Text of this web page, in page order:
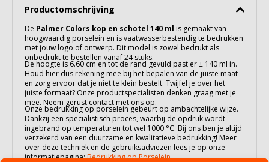
Productomschrijving
De Palmer Colors kop en schotel 140 ml is gemaakt van
hoogwaardig porselein en is vaatwasserbestendig te bedrukken
met jouw logo of ontwerp. Dit model is zowel bedrukt als
onbedrukt te bestellen vanaf 24 stuks.
De hoogte is 6.60 cm en tot de rand gevuld past er ± 140 ml in.
Houd hier dus rekening mee bij het bepalen van de juiste maat
en zorg ervoor dat je niet te klein bestelt. Twijfel je over het
juiste formaat? Onze productspecialisten denken graag met je
mee. Neem gerust contact met ons op.
Onze bedrukking op porselein gebeurt op ambachtelijke wijze.
Dankzij een specialistisch proces, waarbij de opdruk wordt
ingebrand op temperaturen tot wel 1000 °C. Bij ons ben je altijd
verzekerd van een duurzame en kwalitatieve bedrukking! Meer
over deze techniek en de gebruiksadviezen lees je op onze
informatiepagina:Bedrukking op Porselein.